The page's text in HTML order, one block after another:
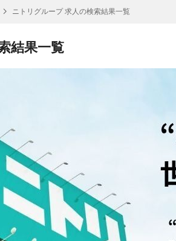
ニトリグループ 求人の検索結果一覧
結果一覧